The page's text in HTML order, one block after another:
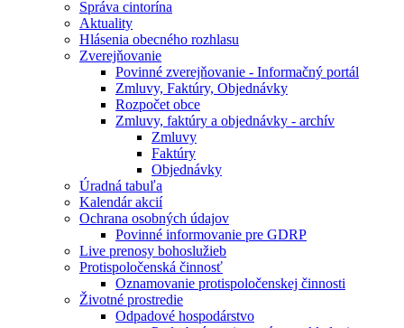
Správa cintorína
Aktuality
Hlásenia obecného rozhlasu
Zverejňovanie
Povinné zverejňovanie - Informačný portál
Zmluvy, Faktúry, Objednávky
Rozpočet obce
Zmluvy, faktúry a objednávky - archív
Zmluvy
Faktúry
Objednávky
Úradná tabuľa
Kalendár akcií
Ochrana osobných údajov
Povinné informovanie pre GDRP
Live prenosy bohoslužieb
Protispoločenská činnosť
Oznamovanie protispoločenskej činnosti
Životné prostredie
Odpadové hospodárstvo